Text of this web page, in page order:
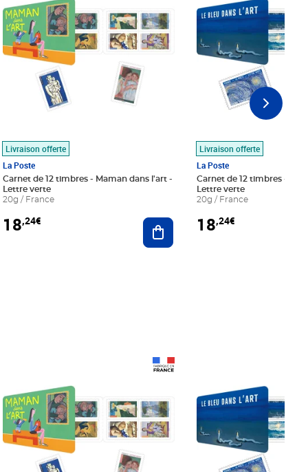
au panier
Livraison offerte
La Poste
Carnet de 12 timbres - Maman dans l'art -
Lettre verte
20g / France
18,24€ Ajouter au panier
Livraison offerte
La Poste
Carnet de 12 timbres - Le
Lettre verte
20g / France
18,24€